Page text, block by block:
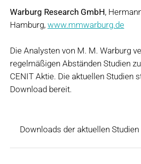
Warburg Research GmbH,
Hamburg, www.mmwarburg.de
Die Analysten von M. M. Warburg
regelmäßigen Abständen Studien
CENIT Aktie. Die aktuellen Studien
Download bereit.
Downloads der aktuellen Studien